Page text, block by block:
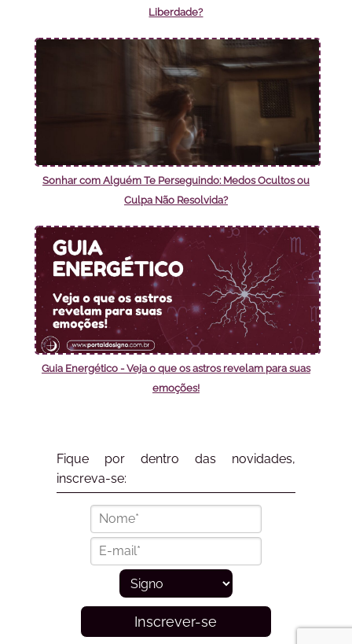
Liberdade?
Sonhar com Alguém Te Perseguindo: Medos Ocultos ou
Culpa Não Resolvida?
Guia Energético - Veja o que os astros revelam para suas
emoções!
Fique por dentro das novidades,
inscreva-se:
Inscrever-se